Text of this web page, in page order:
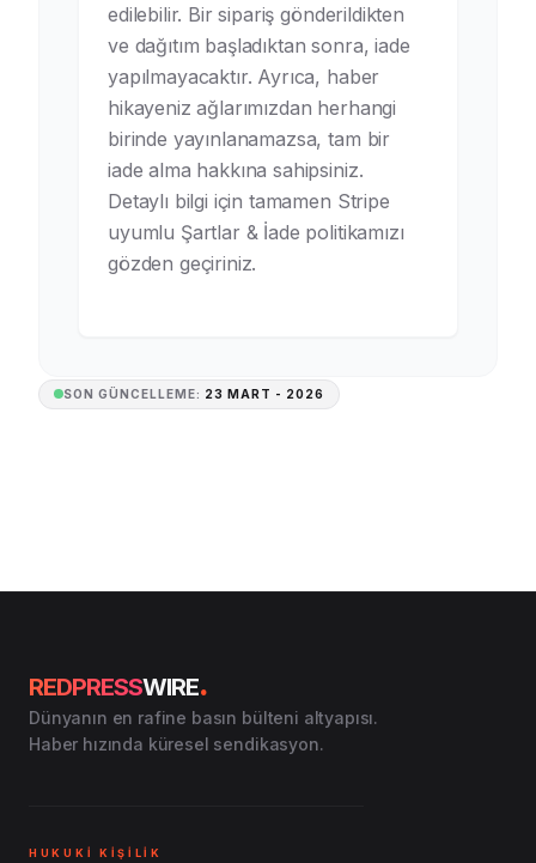
edilebilir. Bir sipariş gönderildikten
ve dağıtım başladıktan sonra, iade
yapılmayacaktır. Ayrıca, haber
hikayeniz ağlarımızdan herhangi
birinde yayınlanamazsa, tam bir
iade alma hakkına sahipsiniz.
Detaylı bilgi için tamamen Stripe
uyumlu Şartlar & İade politikamızı
gözden geçiriniz.
SON GÜNCELLEME: 23 MART - 2026
REDPRESSWIRE.
Dünyanın en rafine basın bülteni altyapısı.
Haber hızında küresel sendikasyon.
HUKUKİ KİŞİLİK